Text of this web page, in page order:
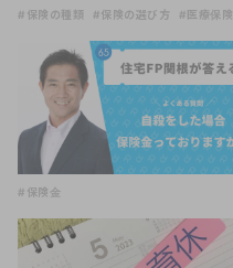
#保険の種類 #保険の選び方 #医療保険
#保険金